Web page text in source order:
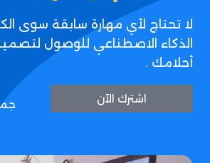
لا تحتاج لأي مهارة سابقة سوى
الذكاء الاصطناعي للوصول
أحلامك .
اشترك الآن